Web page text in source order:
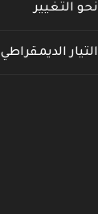
نحو التغيير
التيار الديمقراطي